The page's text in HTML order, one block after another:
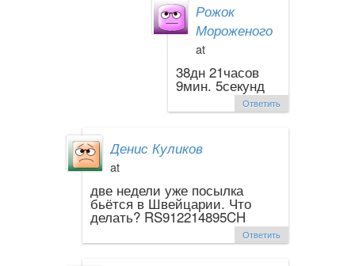
Рожок
Мороженого
at
38дн 21часов
9мин. 5секунд
Ответить
Денис Куликов
at
две недели уже посылка
бьётся в Швейцарии. Что
делать? RS912214895CH
Ответить